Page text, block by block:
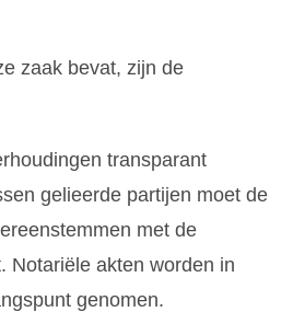
zaak bevat, zijn de
transparant
gelieerde partijen moet de
met de
Notariële akten worden in
genomen.